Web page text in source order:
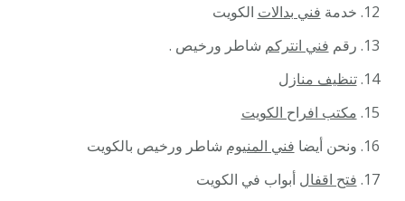
خدمة فني بدالات الكويت
رقم فني انتركم شاطر ورخيص .
تنظيف منازل
مكتب افراح الكويت
ونحن أيضا فني المنيوم شاطر ورخيص بالكويت
فتح اقفال أبواب في الكويت